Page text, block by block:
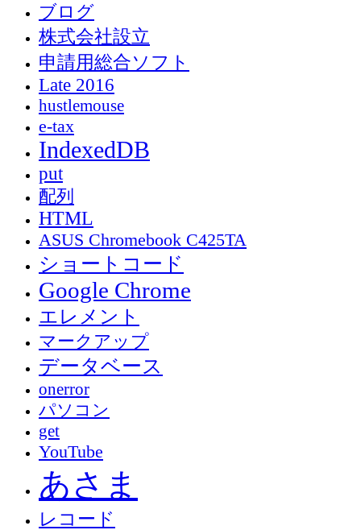
ブログ
株式会社設立
申請用総合ソフト
Late 2016
hustlemouse
e-tax
IndexedDB
put
配列
HTML
ASUS Chromebook C425TA
ショートコード
Google Chrome
エレメント
マークアップ
データベース
onerror
パソコン
get
YouTube
あさま
レコード